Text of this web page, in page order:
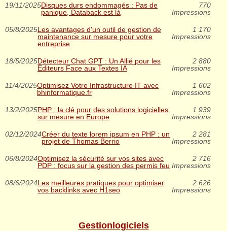
19/11/2025Disques durs endommagés : Pas de
panique, Databack est là
770
Impressions
05/8/2025Les avantages d'un outil de gestion de
maintenance sur mesure pour votre
entreprise
1 170
Impressions
18/5/2025Détecteur Chat GPT : Un Allié pour les
Éditeurs Face aux Textes IA
2 880
Impressions
11/4/2025Optimisez Votre Infrastructure IT avec
bhinformatique.fr
1 602
Impressions
13/2/2025PHP : la clé pour des solutions logicielles
sur mesure en Europe
1 939
Impressions
02/12/2024Créer du texte lorem ipsum en PHP : un
projet de Thomas Berrio
2 281
Impressions
06/8/2024Optimisez la sécurité sur vos sites avec
PDP : focus sur la gestion des permis feu
2 716
Impressions
08/6/2024Les meilleures pratiques pour optimiser
vos backlinks avec H1seo
2 626
Impressions
Gestionlogiciels